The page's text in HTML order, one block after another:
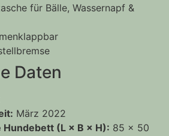
für Bälle, Wassernapf &
Daten
März 2022
(L × B × H): 85 × 50